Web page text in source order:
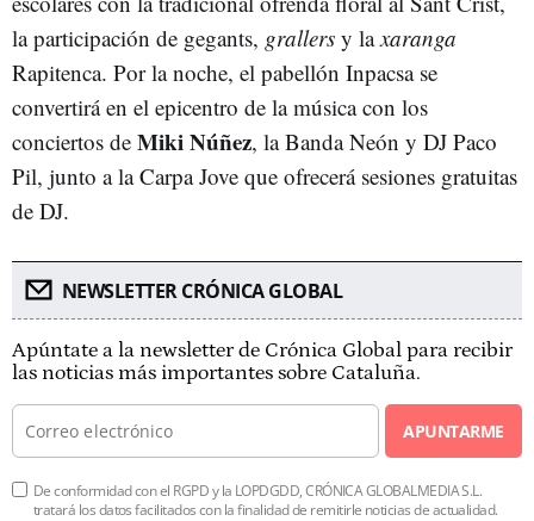
la participación de gegants, grallers y laxaranga
Rapitenca. Por la noche, el pabellón Inpacsa se
convertirá en el epicentro de la música con los
conciertos de Miki Núñez, la Banda Neón y DJ Paco
Pil, junto a la Carpa Jove que ofrecerá sesiones gratuitas
de DJ.
NEWSLETTER CRÓNICA GLOBAL
Apúntate a la newsletter de Crónica Global para recibir
las noticias más importantes sobre Cataluña.
APUNTARME
De conformidad con el RGPD y la LOPDGDD, CRÓNICA GLOBALMEDIA S.L.
tratará los datos facilitados con la finalidad de remitirle noticias de actualidad.